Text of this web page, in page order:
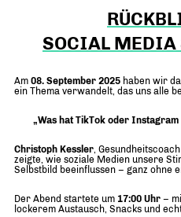
SOCIAL MEDIA
Am 08. September 2025 haben wir
ein Thema verwandelt, das uns alle
„Was hat TikTok oder
Christoph Kessler ,
zeigte, wie soziale Medien unsere
Selbstbild beeinflussen – ganz ohne
Der Abend startete um 17:00 Uhr –
lockerem Austausch, Snacks und